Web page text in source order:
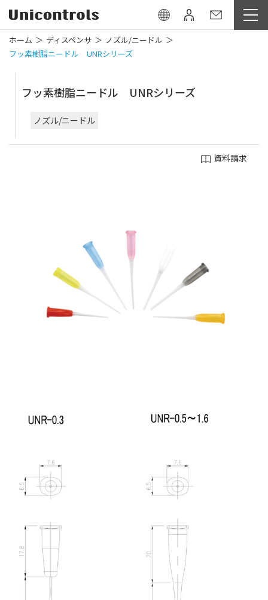
ホーム ディスペンサ
ノズル/ニードル
フッ素樹脂ニードル UNRシリーズ
フッ素樹脂ニードル UNRシリーズ
ノズル/ニードル
資料請求